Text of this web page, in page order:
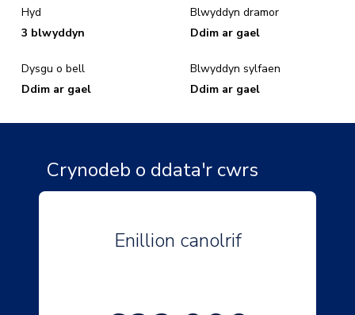
Hyd
3 blwyddyn
Dysgu o bell
Ddim ar gael
Blwyddyn dramor
Ddim ar gael
Blwyddyn sylfaen
Ddim ar gael
Crynodeb o ddata'r cwrs
Enillion canolrif